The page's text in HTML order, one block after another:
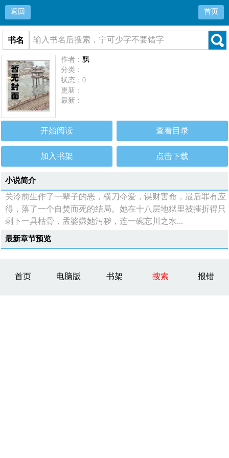
返回 首页
书名
作者：飘
分类：
状态：0
更新：
最新：
开始阅读 查看目录
加入书架 点击下载
小说简介
关泠前生作了一辈子的恶，横刀夺爱，谋财害命，最后罪有应
得，落了一个自焚而死的结局。她在十八层地狱里被摧折得只
剩下一具枯骨，孟婆嫌她污秽，连一碗忘川之水...
最新章节预览
首页 电脑版 书架 搜索 报错